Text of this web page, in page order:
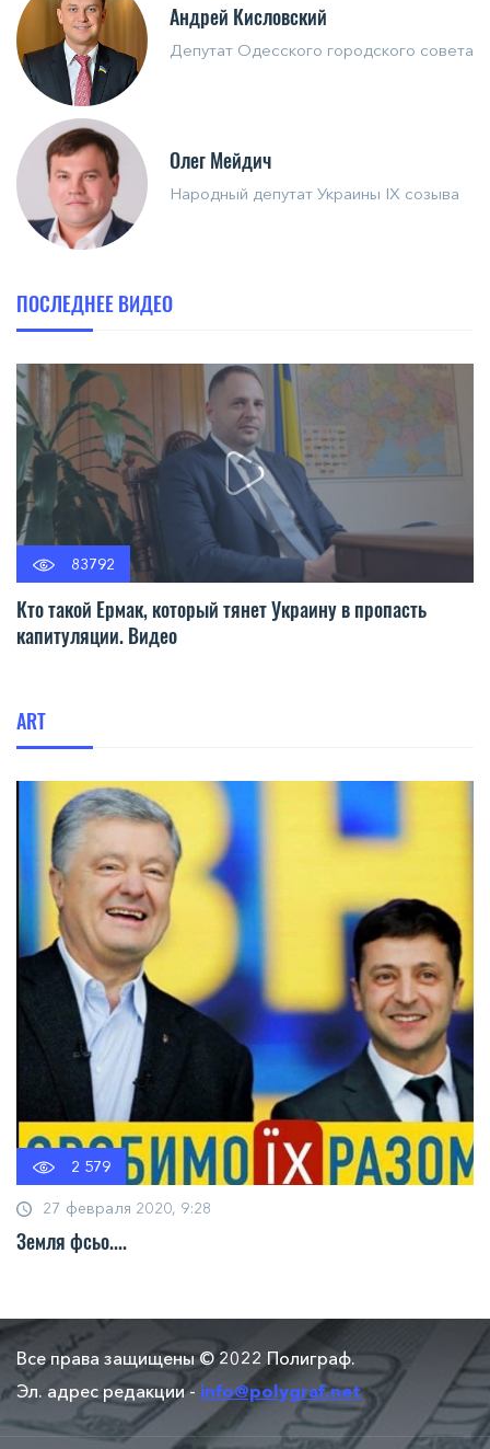
Андрей Кисловский
Депутат Одесского городского совета
Олег Мейдич
Народный депутат Украины IX созыва
ПОСЛЕДНЕЕ ВИДЕО
83792
Кто такой Ермак, который тянет Украину в пропасть
капитуляции. Видео
ART
2 579
27 февраля 2020, 9:28
Земля фсьо....
Все права защищены © 2022 Полиграф.
Эл. адрес редакции - info@polygraf.net